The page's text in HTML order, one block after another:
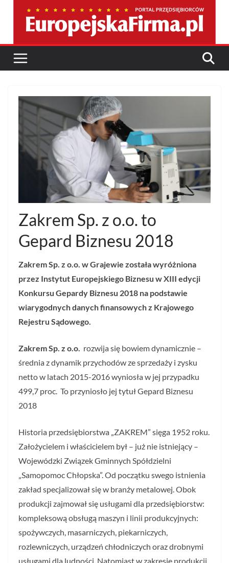
Zakrem Sp. z o.o. to
Gepard Biznesu 2018
Zakrem Sp. z o.o. w Grajewie została wyróżniona
przez Instytut Europejskiego Biznesu w XIII edycji
Konkursu Gepardy Biznesu 2018 na podstawie
wiarygodnych danych finansowych z Krajowego
Rejestru Sądowego.
Zakrem Sp. z o.o. rozwija się bowiem dynamicznie –
średnia z dynamik przychodów ze sprzedaży i zysku
netto w latach 2015-2016 wyniosła w jej przypadku
499,7 proc. To przyniosło jej tytuł Gepard Biznesu
2018
Historia przedsiębiorstwa „ZAKREM” sięga 1952 roku.
Założycielem i właścicielem był – już nie istniejący –
Wojewódzki Związek Gminnych Spółdzielni
„Samopomoc Chłopska”. Od początku swego istnienia
zakład specjalizował się w branży metalowej. Obok
produkcji zajmował się usługami dla przedsiębiorstw:
kompleksową obsługą maszyn i linii produkcyjnych:
spożywczych, masarniczych, piekarniczych,
rozlewniczych, urządzeń chłodniczych oraz drobnymi
usługami dla ludności. Natomiast w zakresie produkcji